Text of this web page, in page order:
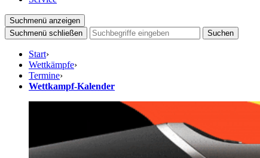
Suchmenü anzeigen
Suchmenü schließen
Suchen
Start›
Wettkämpfe›
Termine›
Wettkampf-Kalender